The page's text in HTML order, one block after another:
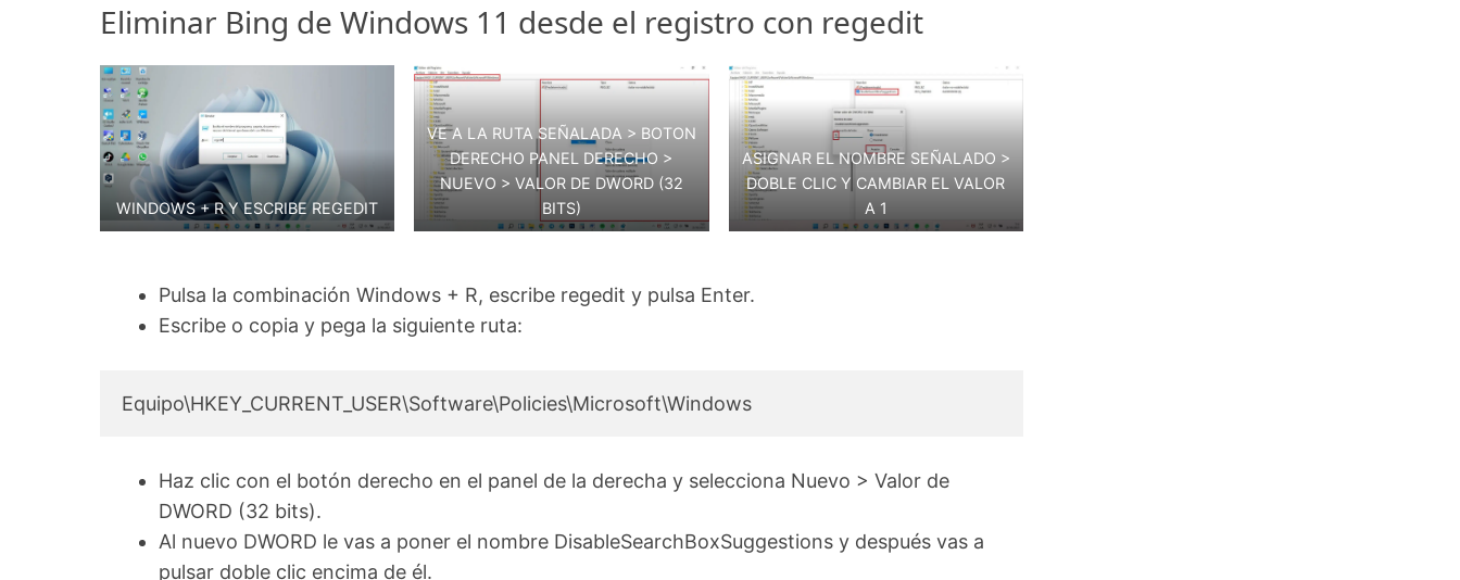
Eliminar Bing de Windows 11 desde el registro con regedit
WINDOWS + R Y ESCRIBE REGEDIT
VE A LA RUTA SEÑALADA > BOTON
DERECHO PANEL DERECHO >
NUEVO > VALOR DE DWORD (32
BITS)
ASIGNAR EL NOMBRE SEÑALADO >
DOBLE CLIC Y CAMBIAR EL VALOR
A 1
Pulsa la combinación Windows + R, escribe regedit y pulsa Enter.
Escribe o copia y pega la siguiente ruta:
Equipo\HKEY_CURRENT_USER\Software\Policies\Microsoft\Windows
Haz clic con el botón derecho en el panel de la derecha y selecciona Nuevo > Valor de
DWORD (32 bits).
Al nuevo DWORD le vas a poner el nombre DisableSearchBoxSuggestions y después vas a
pulsar doble clic encima de él.